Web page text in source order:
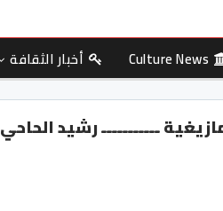
Culture News أخبار الثقافة
ـــــــــــ رشيد الحاحي